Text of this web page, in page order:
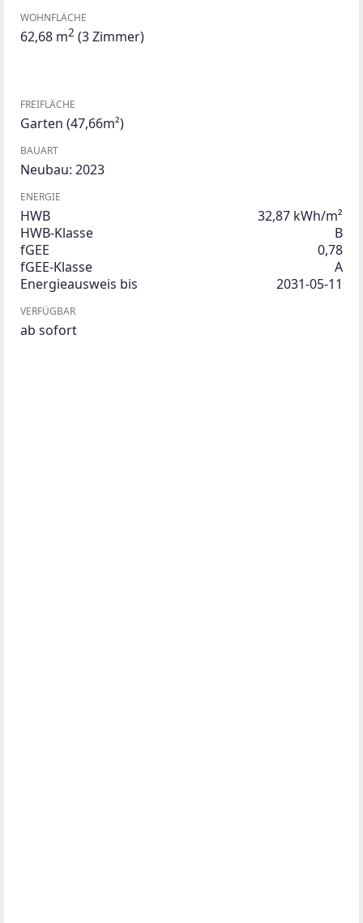
WOHNFLÄCHE
62,68 m2 (3 Zimmer)
FREIFLÄCHE
Garten (47,66m²)
BAUART
Neubau: 2023
ENERGIE
HWB
32,87 kWh/m²
HWB-Klasse
B
fGEE
0,78
fGEE-Klasse
A
Energieausweis bis
2031-05-11
VERFÜGBAR
ab sofort